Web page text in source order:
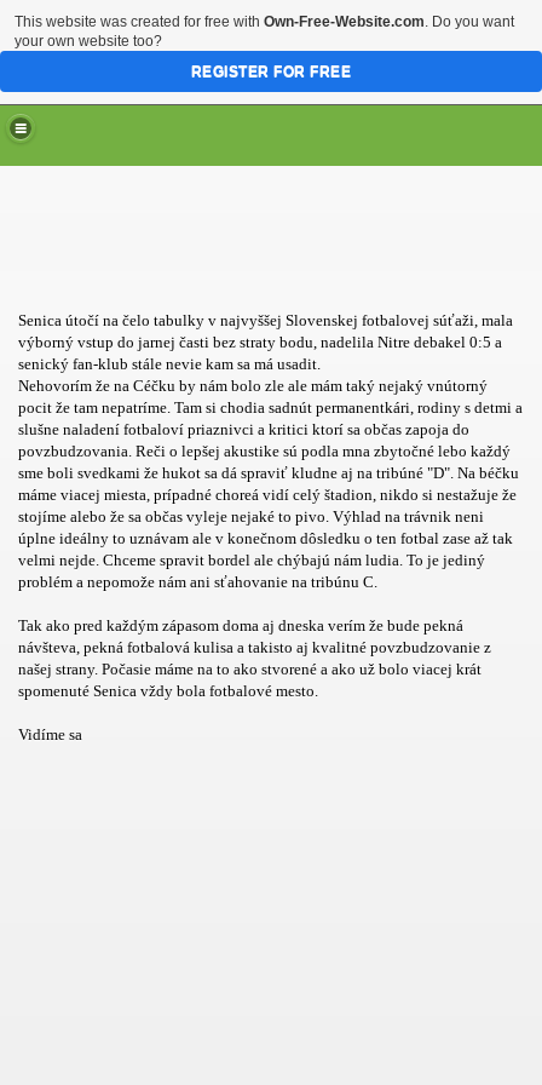
Senica útočí na čelo tabulky v najvyššej Slovenskej fotbalovej súťaži, mala
výborný vstup do jarnej časti bez straty bodu, nadelila Nitre debakel 0:5 a
senický fan-klub stále nevie kam sa má usadit.
Nehovorím že na Céčku by nám bolo zle ale mám taký nejaký vnútorný
pocit že tam nepatríme. Tam si chodia sadnút permanentkári, rodiny s detmi a
slušne naladení fotbaloví priaznivci a kritici ktorí sa občas zapoja do
povzbudzovania. Reči o lepšej akustike sú podla mna zbytočné lebo každý
sme boli svedkami že hukot sa dá spraviť kludne aj na tribúné "D". Na béčku
máme viacej miesta, prípadné choreá vidí celý štadion, nikdo si nestažuje že
stojíme alebo že sa občas vyleje nejaké to pivo. Výhlad na trávnik neni
úplne ideálny to uznávam ale v konečnom dôsledku o ten fotbal zase až tak
velmi nejde. Chceme spravit bordel ale chýbajú nám ludia. To je jediný
problém a nepomože nám ani sťahovanie na tribúnu C.
Tak ako pred každým zápasom doma aj dneska verím že bude pekná
návšteva, pekná fotbalová kulisa a takisto aj kvalitné povzbudzovanie z
našej strany. Počasie máme na to ako stvorené a ako už bolo viacej krát
spomenuté Senica vždy bola fotbalové mesto.
Vidíme sa
This website was created for free with Own-Free-Website.com. Do you want
your own website too?
REGISTER FOR FREE